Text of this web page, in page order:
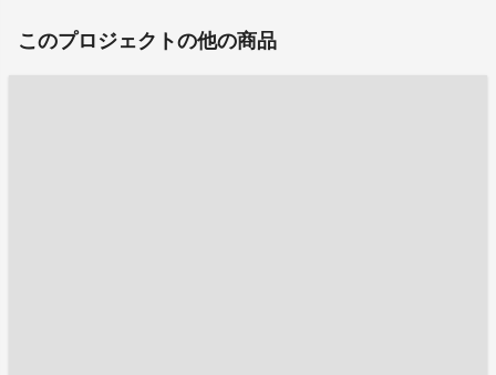
このプロジェクトの他の商品